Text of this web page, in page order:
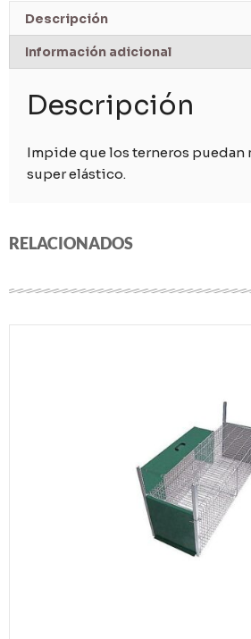
Descripción
Información adicional
Descripción
Impide que los terneros puedan
super elástico.
RELACIONADOS